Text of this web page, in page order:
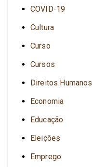
COVID-19
Cultura
Curso
Cursos
Direitos Humanos
Economia
Educação
Eleições
Emprego